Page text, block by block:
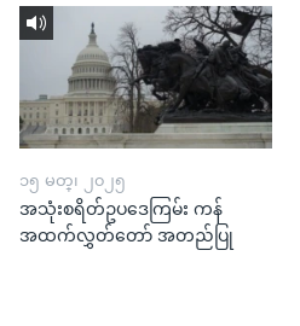
၁၅ မတ္၊ ၂၀၂၅
အသုံးစရိတ်ဥပဒေကြမ်း ကန်
အထက်လွှတ်တော် အတည်ပြု